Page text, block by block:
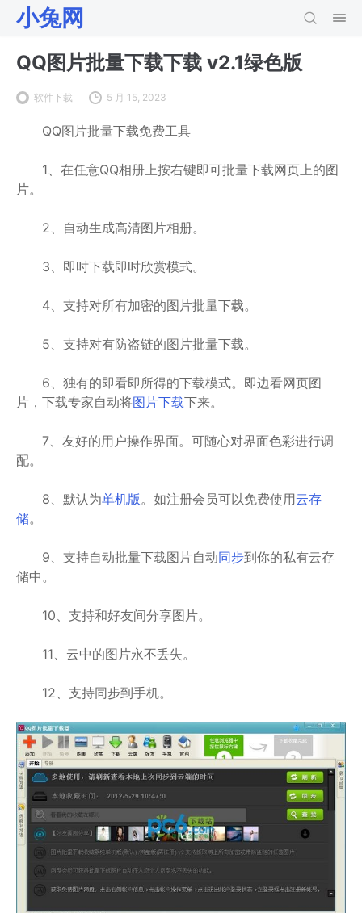
小兔网
QQ图片批量下载下载 v2.1绿色版
软件下载 5 月 15, 2023
QQ图片批量下载免费工具
1、在任意QQ相册上按右键即可批量下载网页上的图
片。
2、自动生成高清图片相册。
3、即时下载即时欣赏模式。
4、支持对所有加密的图片批量下载。
5、支持对有防盗链的图片批量下载。
6、独有的即看即所得的下载模式。即边看网页图
片，下载专家自动将图片下载下来。
7、友好的用户操作界面。可随心对界面色彩进行调
配。
8、默认为单机版。如注册会员可以免费使用云存
储。
9、支持自动批量下载图片自动同步到你的私有云存
储中。
10、支持和好友间分享图片。
11、云中的图片永不丢失。
12、支持同步到手机。